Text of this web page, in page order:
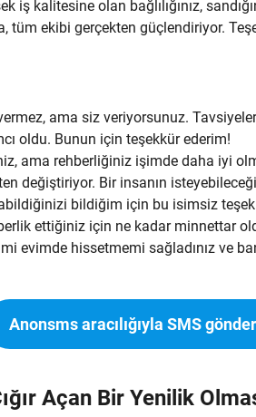
iş kalitesine olan bağlılığınız,
tüm ekibi gerçekten güçlendiriyor.
ama siz veriyorsunuz.
oldu. Bunun için teşekkür ederim!
ama rehberliğiniz işimde daha iyi
değiştiriyor. Bir insanın
bildiğim için bu isimsiz
ettiğiniz için ne kadar minnettar
evimde hissetmemi sağladınız ve
Anonsms aracılığıyla SMS gönder
Açan Bir Yenilik